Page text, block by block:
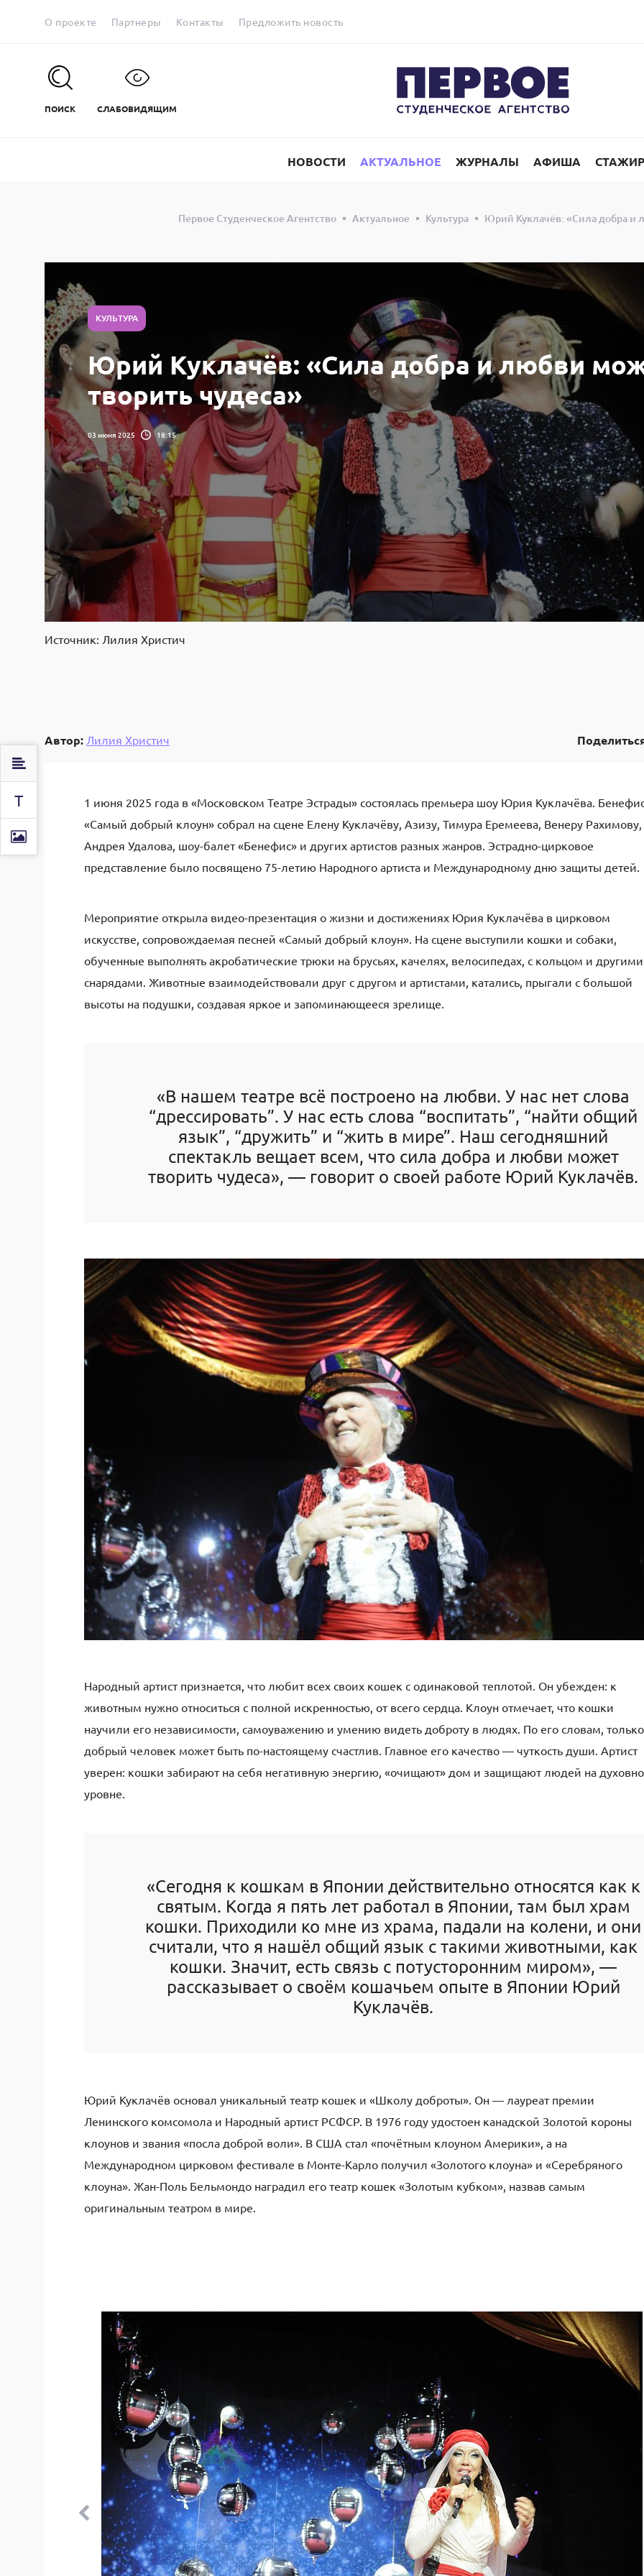
О проекте Партнеры Контакты Предложить новость
ПОИСК СЛАБОВИДЯЩИМ
НОВОСТИ АКТУАЛЬНОЕ ЖУРНАЛЫ АФИША
Первое Студенческое Агентство Актуальное Культура Юрий Куклачёв: «Сила добра и
КУЛЬТУРА
Юрий Куклачёв: «Сила добра и любви
творить чудеса»
03 июня 2025 18:15
Источник: Лилия Христич
Автор: Лилия Христич
1 июня 2025 года в «Московском Театре Эстрады» состоялась премьера шоу Юрия Куклачёва.
«Самый добрый клоун» собрал на сцене Елену Куклачёву, Азизу, Тимура Еремеева, Венеру Рахимову,
Андрея Удалова, шоу-балет «Бенефис» и других артистов разных жанров. Эстрадно-цирковое
представление было посвящено 75-летию Народного артиста и Международному дню защиты детей.
Мероприятие открыла видео-презентация о жизни и достижениях Юрия Куклачёва в цирковом
искусстве, сопровождаемая песней «Самый добрый клоун». На сцене выступили кошки и собаки,
обученные выполнять акробатические трюки на брусьях, качелях, велосипедах, с кольцом и другими
снарядами. Животные взаимодействовали друг с другом и артистами, катались, прыгали с большой
высоты на подушки, создавая яркое и запоминающееся зрелище.
«В нашем театре всё построено на любви. У нас нет слова
“дрессировать”. У нас есть слова “воспитать”, “найти общий
язык”, “дружить” и “жить в мире”. Наш сегодняшний
спектакль вещает всем, что сила добра и любви может
творить чудеса», — говорит о своей работе Юрий Куклачёв.
Народный артист признается, что любит всех своих кошек с одинаковой теплотой. Он убежден: к
животным нужно относиться с полной искренностью, от всего сердца. Клоун отмечает, что кошки
научили его независимости, самоуважению и умению видеть доброту в людях. По его словам, только
добрый человек может быть по-настоящему счастлив. Главное его качество — чуткость души. Артист
уверен: кошки забирают на себя негативную энергию, «очищают» дом и защищают людей на
уровне.
«Сегодня к кошкам в Японии действительно относятся как к
святым. Когда я пять лет работал в Японии, там был храм
кошки. Приходили ко мне из храма, падали на колени, и они
считали, что я нашёл общий язык с такими животными, как
кошки. Значит, есть связь с потусторонним миром», —
рассказывает о своём кошачьем опыте в Японии Юрий
Куклачёв.
Юрий Куклачёв основал уникальный театр кошек и «Школу доброты». Он — лауреат премии
Ленинского комсомола и Народный артист РСФСР. В 1976 году удостоен канадской Золотой короны
клоунов и звания «посла доброй воли». В США стал «почётным клоуном Америки», а на
Международном цирковом фестивале в Монте-Карло получил «Золотого клоуна» и «Серебряного
клоуна». Жан-Поль Бельмондо наградил его театр кошек «Золотым кубком», назвав самым
оригинальным театром в мире.
Т